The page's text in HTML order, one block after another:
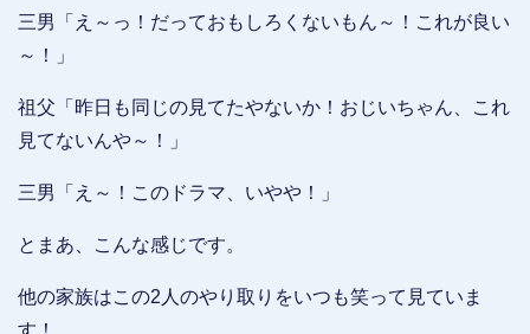
三男「え～っ！だっておもしろくないもん～！これが良い
～！」
祖父「昨日も同じの見てたやないか！おじいちゃん、これ
見てないんや～！」
三男「え～！このドラマ、いやや！」
とまあ、こんな感じです。
他の家族はこの2人のやり取りをいつも笑って見ていま